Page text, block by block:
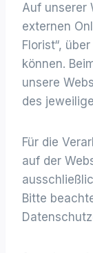
Auf unserer
externen
Florist“,
können.
unsere
des
Für die
auf der
Bitte